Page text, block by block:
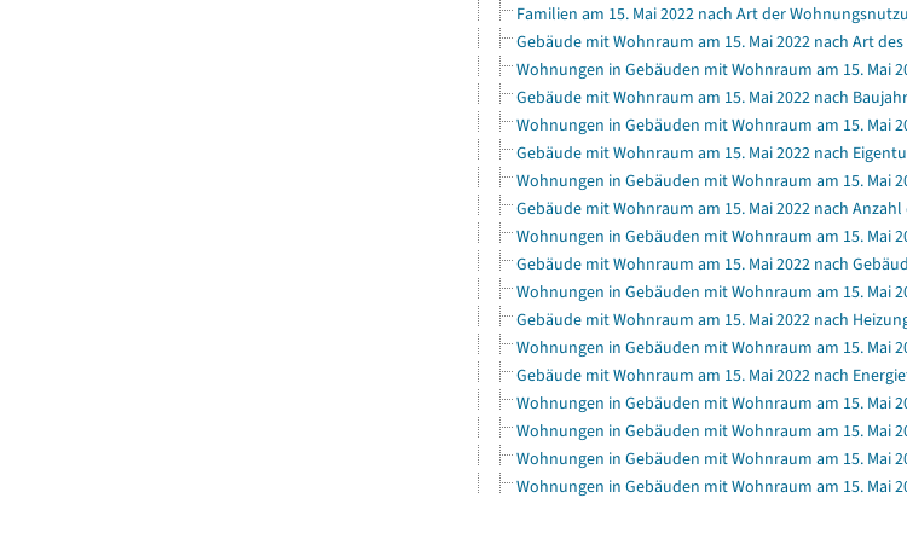
Familien am 15. Mai 2022 nach Art der
Gebäude mit Wohnraum am 15. Mai 2022 nach Art
Wohnungen in Gebäuden mit Wohnraum am 15. Mai
Gebäude mit Wohnraum am 15. Mai 2022 nach
Wohnungen in Gebäuden mit Wohnraum am 15. Mai
Gebäude mit Wohnraum am 15. Mai 2022 nach
Wohnungen in Gebäuden mit Wohnraum am 15. Mai
Gebäude mit Wohnraum am 15. Mai 2022 nach
Wohnungen in Gebäuden mit Wohnraum am 15. Mai
Gebäude mit Wohnraum am 15. Mai 2022 nach
Wohnungen in Gebäuden mit Wohnraum am 15. Mai
Gebäude mit Wohnraum am 15. Mai 2022 nach
Wohnungen in Gebäuden mit Wohnraum am 15. Mai
Gebäude mit Wohnraum am 15. Mai 2022 nach
Wohnungen in Gebäuden mit Wohnraum am 15. Mai
Wohnungen in Gebäuden mit Wohnraum am 15. Mai
Wohnungen in Gebäuden mit Wohnraum am 15. Mai
Wohnungen in Gebäuden mit Wohnraum am 15. Mai